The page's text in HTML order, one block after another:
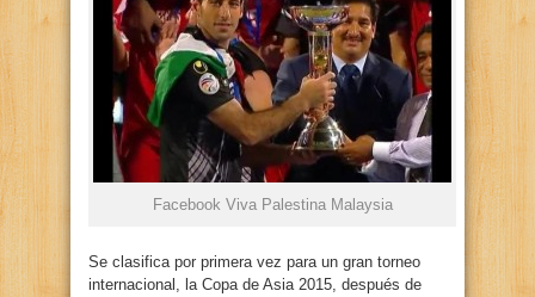
Facebook Viva Palestina Malaysia
Se clasifica por primera vez para un gran torneo
internacional, la Copa de Asia 2015, después de